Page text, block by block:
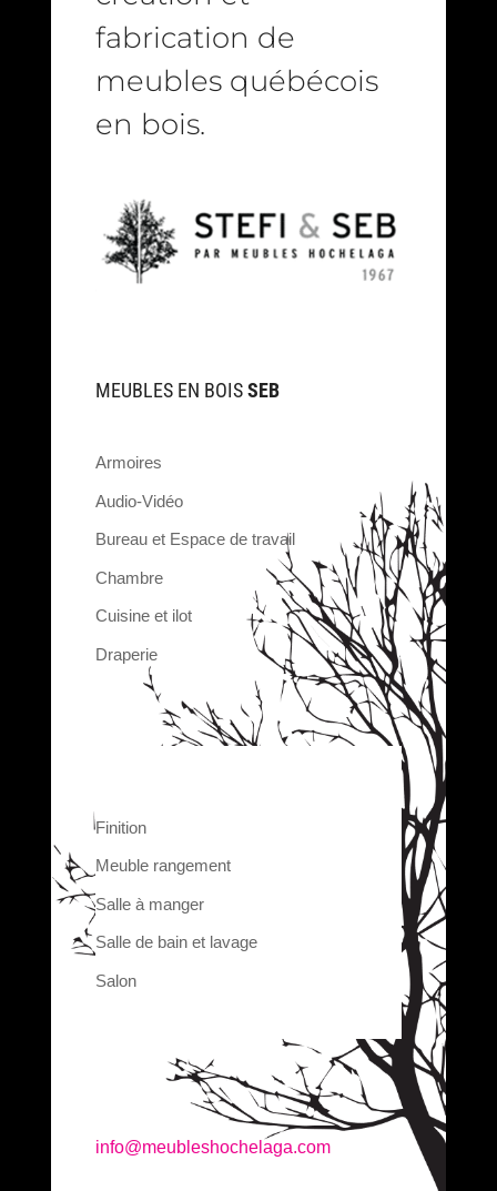
fabrication de
meubles québécois
en bois.
MEUBLES EN BOISSEB
Armoires
Audio-Vidéo
Bureau et Espace de travail
Chambre
Cuisine et ilot
Draperie
Finition
Meuble rangement
Salle à manger
Salle de bain et lavage
Salon
info@meubleshochelaga.com